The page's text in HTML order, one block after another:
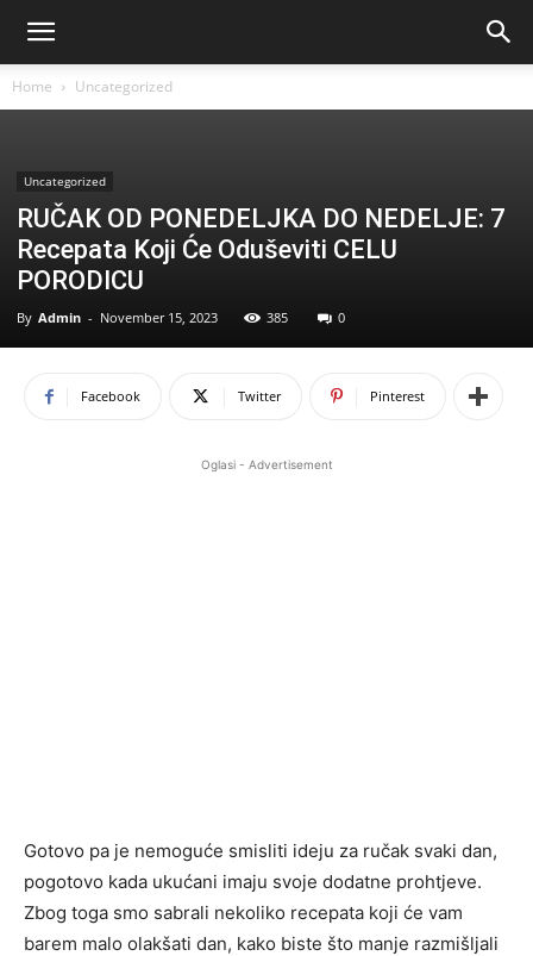
Home Uncategorized
Uncategorized
RUČAK OD PONEDELJKA DO NEDELJE: 7
Recepata Koji Će Oduševiti CELU
PORODICU
By Admin - November 15, 2023 385 0
Facebook Twitter Pinterest
Oglasi - Advertisement
Gotovo pa je nemoguće smisliti ideju za ručak svaki dan,
pogotovo kada ukućani imaju svoje dodatne prohtjeve.
Zbog toga smo sabrali nekoliko recepata koji će vam
barem malo olakšati dan, kako biste što manje razmišljali